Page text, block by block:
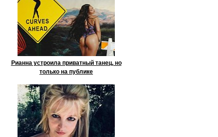
Рианна устроила приватный танец, но
только на публике